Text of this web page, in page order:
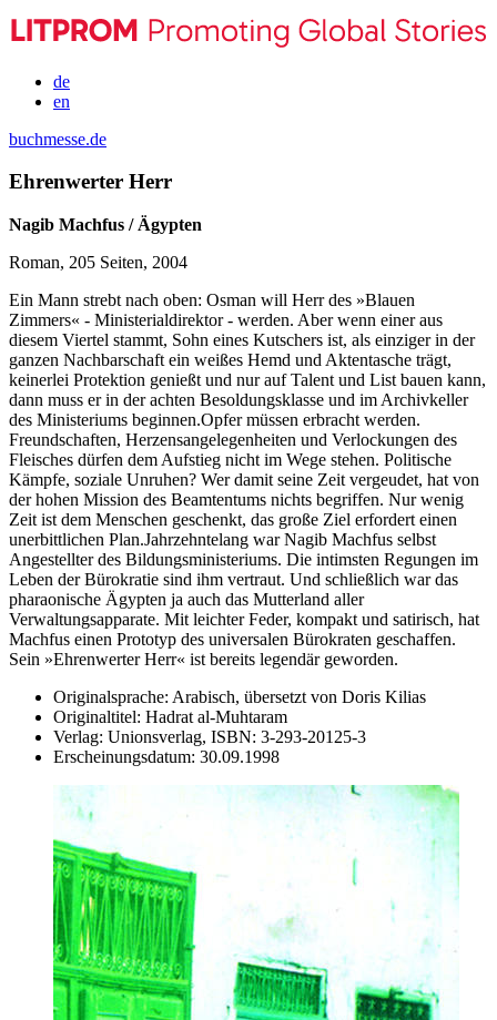
de
en
buchmesse.de
Ehrenwerter Herr
Nagib Machfus / Ägypten
Roman, 205 Seiten, 2004
Ein Mann strebt nach oben: Osman will Herr des »Blauen
Zimmers« - Ministerialdirektor - werden. Aber wenn einer aus
diesem Viertel stammt, Sohn eines Kutschers ist, als einziger in der
ganzen Nachbarschaft ein weißes Hemd und Aktentasche trägt,
keinerlei Protektion genießt und nur auf Talent und List bauen kann,
dann muss er in der achten Besoldungsklasse und im Archivkeller
des Ministeriums beginnen.Opfer müssen erbracht werden.
Freundschaften, Herzensangelegenheiten und Verlockungen des
Fleisches dürfen dem Aufstieg nicht im Wege stehen. Politische
Kämpfe, soziale Unruhen? Wer damit seine Zeit vergeudet, hat von
der hohen Mission des Beamtentums nichts begriffen. Nur wenig
Zeit ist dem Menschen geschenkt, das große Ziel erfordert einen
unerbittlichen Plan.Jahrzehntelang war Nagib Machfus selbst
Angestellter des Bildungsministeriums. Die intimsten Regungen im
Leben der Bürokratie sind ihm vertraut. Und schließlich war das
pharaonische Ägypten ja auch das Mutterland aller
Verwaltungsapparate. Mit leichter Feder, kompakt und satirisch, hat
Machfus einen Prototyp des universalen Bürokraten geschaffen.
Sein »Ehrenwerter Herr« ist bereits legendär geworden.
Originalsprache: Arabisch, übersetzt von Doris Kilias
Originaltitel: Hadrat al-Muhtaram
Verlag: Unionsverlag, ISBN: 3-293-20125-3
Erscheinungsdatum: 30.09.1998